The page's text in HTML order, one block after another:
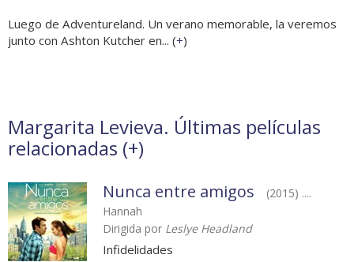
Luego de Adventureland. Un verano memorable, la veremos
junto con Ashton Kutcher en... (+)
Margarita Levieva. Últimas películas
relacionadas (+)
Nunca entre amigos
(2015) ....
Hannah
Dirigida por Leslye Headland
Infidelidades